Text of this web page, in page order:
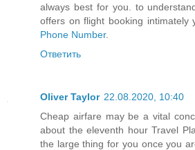
always best for you. to
offers on flight booking intimately
Phone Number.
Ответить
Oliver Taylor 22.08.2020, 10:40
Cheap airfare may be a vital
about the eleventh hour Travel
the large thing for you once you